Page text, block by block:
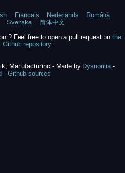
Francais Nederlands
Română
Svenska
简体中文
? Feel free to open a pull request on the
Github repository.
Manufactur'inc - Made by Dysnomia-
- Github sources